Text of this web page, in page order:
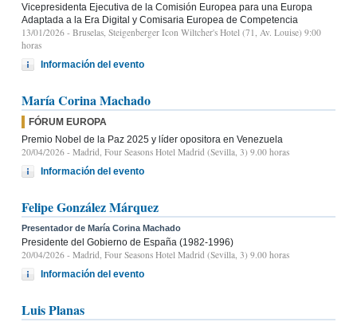
Vicepresidenta Ejecutiva de la Comisión Europea para una Europa
Adaptada a la Era Digital y Comisaria Europea de Competencia
13/01/2026 - Bruselas, Steigenberger Icon Wiltcher's Hotel (71, Av. Louise) 9:00
horas
Información del evento
María Corina Machado
FÓRUM EUROPA
Premio Nobel de la Paz 2025 y líder opositora en Venezuela
20/04/2026 - Madrid, Four Seasons Hotel Madrid (Sevilla, 3) 9.00 horas
Información del evento
Felipe González Márquez
Presentador de María Corina Machado
Presidente del Gobierno de España (1982-1996)
20/04/2026 - Madrid, Four Seasons Hotel Madrid (Sevilla, 3) 9.00 horas
Información del evento
Luis Planas